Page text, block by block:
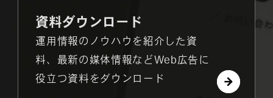
資料ダウンロード
運用情報のノウハウを紹介した資
料、最新の媒体情報などWeb広告に
役立つ資料をダウンロード